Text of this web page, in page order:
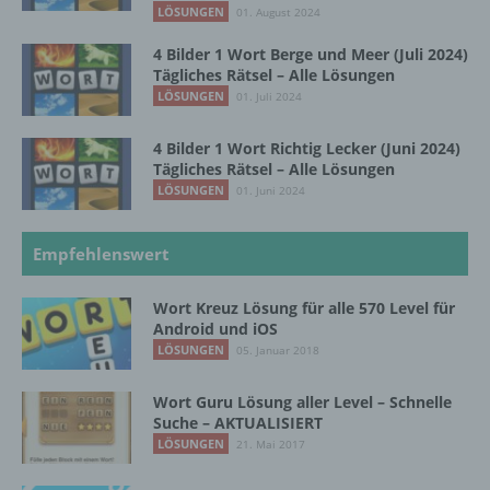
LÖSUNGEN 01. August 2024
4 Bilder 1 Wort Berge und Meer (Juli 2024)
Tägliches Rätsel – Alle Lösungen
LÖSUNGEN 01. Juli 2024
4 Bilder 1 Wort Richtig Lecker (Juni 2024)
Tägliches Rätsel – Alle Lösungen
LÖSUNGEN 01. Juni 2024
Empfehlenswert
Wort Kreuz Lösung für alle 570 Level für
Android und iOS
LÖSUNGEN 05. Januar 2018
Wort Guru Lösung aller Level – Schnelle
Suche – AKTUALISIERT
LÖSUNGEN 21. Mai 2017
Name und Anschrift des für die Verarbeitung
Verantwortlichen
Verantwortlicher im Sinne der Datenschutz-
Grundverordnung, sonstiger in den Mitgliedstaaten
der Europäischen Union geltenden
Datenschutzgesetze und anderer Bestimmungen
mit datenschutzrechtlichem Charakter ist die:
InnoMobile GmbH
Schlehenweg 20
18069 Lambrechtshagen
DE